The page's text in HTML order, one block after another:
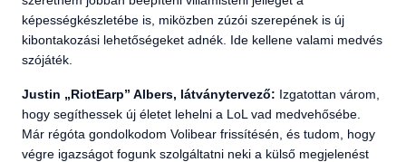
képességkészletébe is, miközben zúzói szerepének is új
kibontakozási lehetőségeket adnék. Ide kellene valami medvés
szójáték.
Justin „RiotEarp” Albers, látványtervező: Izgatottan várom,
hogy segíthessek új életet lehelni a LoL vad medvehősébe.
Már régóta gondolkodom Volibear frissítésén, és tudom, hogy
végre igazságot fogunk szolgáltatni neki a külső megjelenést